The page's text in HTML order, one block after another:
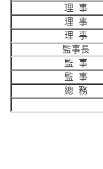
理 事
理 事
理 事
監事長
監 事
監 事
總 務